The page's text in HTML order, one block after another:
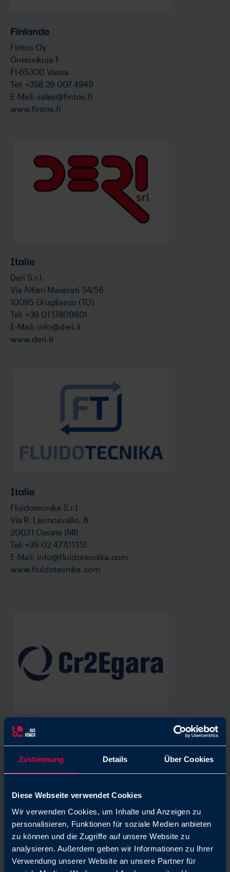
Zustimmung Details Über Cookies
Diese Webseite verwendet Cookies
Wir verwenden Cookies, um Inhalte und Anzeigen zu
personalisieren, Funktionen für soziale Medien anbieten
zu können und die Zugriffe auf unsere Website zu
analysieren. Außerdem geben wir Informationen zu Ihrer
Verwendung unserer Website an unsere Partner für
Finlande
Fintos Oy
Gneissikuja 1
FI-65300 Vaasa
Tel: +358 29 007 4949
E-Mail: sales@fintos.fi
www.fintos.fi
Italie
Deri S.r.l.
Via Alfieri Maserati 54/58
10095 Grugliasco (TO)
Tel: +39 01 17809801
E-Mail: info@deri.it
www.deri.it
Italie
Fluidotecnika S.r.l
Via R. Leoncavallo, 8
20031 Cesate (MI)
Tel: +39 02 47701351
E-Mail: info@fluidotecnika.com
www.fluidotecnika.com
Espagne/Portugal
C/ Murcia, 43
08227 Terrassa (Barcelona)
E-Mail: info@cr2egara.es
www.cr2egara.es